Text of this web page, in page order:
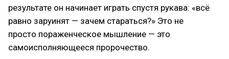
результате он начинает играть спустя рукава: «всё
равно заруинят — зачем стараться?» Это не
просто пораженческое мышление — это
самоисполняющееся пророчество.